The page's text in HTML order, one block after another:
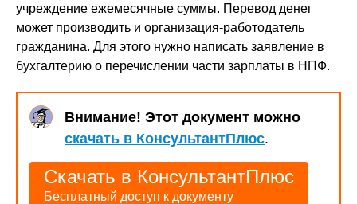
учреждение ежемесячные суммы. Перевод денег
может производить и организация-работодатель
гражданина. Для этого нужно написать заявление в
бухгалтерию о перечислении части зарплаты в НПФ.
Внимание! Этот документ можно
скачать в КонсультантПлюс.
Скачать в КонсультантПлюс
Бесплатный доступ к документу